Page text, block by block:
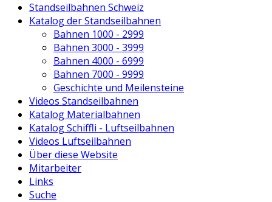
Standseilbahnen Schweiz
Katalog der Standseilbahnen
Bahnen 1000 - 2999
Bahnen 3000 - 3999
Bahnen 4000 - 6999
Bahnen 7000 - 9999
Geschichte und Meilensteine
Videos Standseilbahnen
Katalog Materialbahnen
Katalog Schiffli - Luftseilbahnen
Videos Luftseilbahnen
Über diese Website
Mitarbeiter
Links
Suche